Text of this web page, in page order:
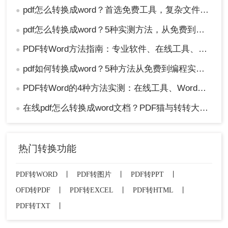
● pdf怎么转换成word？首选免费工具，复杂文件再上专业软件！
● pdf怎么转换成word？5种实测方法，从免费到专业全攻略！
● PDF转Word方法指南：专业软件、在线工具、Word内置与改后缀名4种方案对比！
● pdf如何转换成word？5种方法从免费到编程实测对比！
● PDF转Word的4种方法实测：在线工具、Word、Adobe与开源软件对比！！
● 在线pdf怎么转换成word文档？PDF猫与转转大师2种在线工具使用指南与功能对比！
热门转换功能
PDF转WORD PDF转图片 PDF转PPT
OFD转PDF
PDF转EXCEL PDF转HTML
PDF转TXT